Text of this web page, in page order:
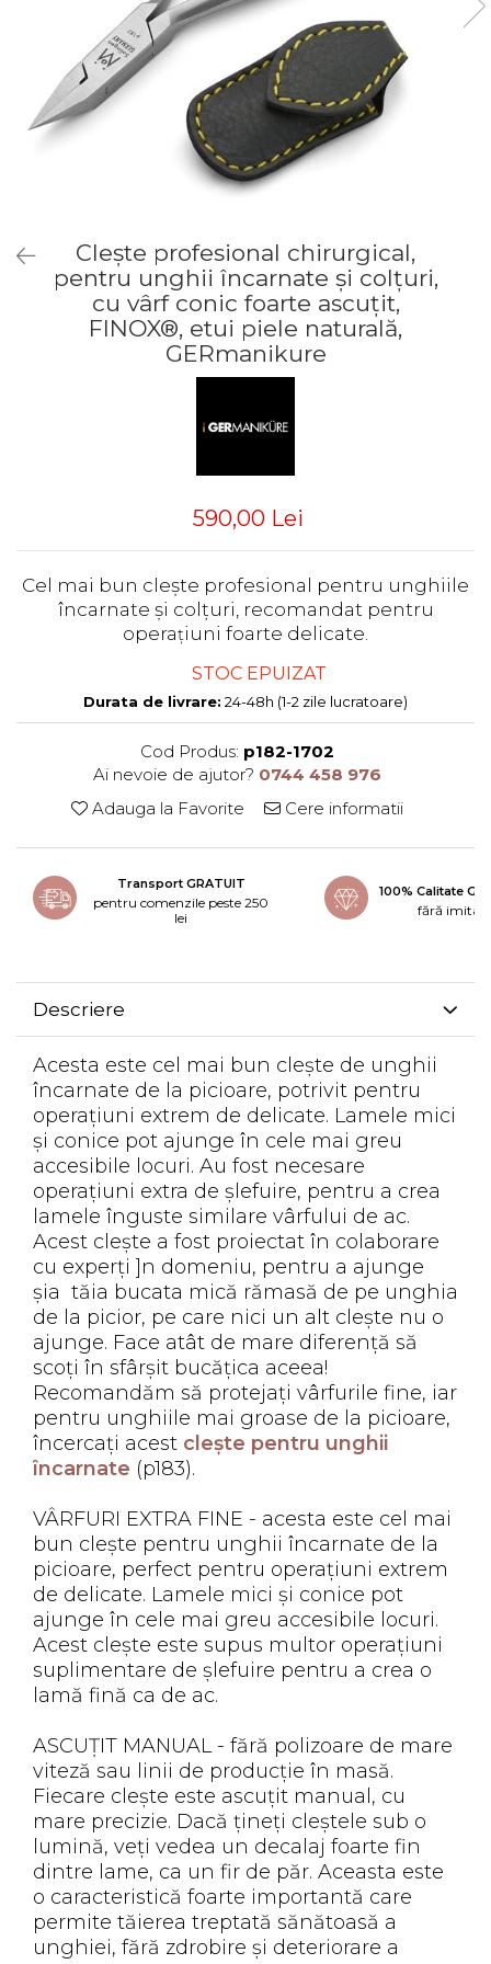
Truse manichiură bărbați
Truse manichiură-pedichiură
Clește profesional chirurgical,
pentru unghii încarnate și colțuri,
cu vârf conic foarte ascuțit,
FINOX®, etui piele naturală,
GERmanikure
590,00 Lei
Cel mai bun clește profesional pentru unghiile
încarnate și colțuri, recomandat pentru
operațiuni foarte delicate.
STOC EPUIZAT
Durata de livrare: 24-48h (1-2 zile lucratoare)
Cod Produs: p182-1702
Ai nevoie de ajutor? 0744 458 976
Adauga la Favorite
Cere informatii
Transport GRATUIT
pentru comenzile peste 250
lei
100% Calitate
fără imitații
Descriere
Acesta este cel mai bun clește de unghii
încarnate de la picioare, potrivit pentru
operațiuni extrem de delicate. Lamele mici
și conice pot ajunge în cele mai greu
accesibile locuri. Au fost necesare
operațiuni extra de șlefuire, pentru a crea
lamele înguste similare vârfului de ac.
Acest clește a fost proiectat în colaborare
cu experți ]n domeniu, pentru a ajunge
șia tăia bucata mică rămasă de pe unghia
de la picior, pe care nici un alt clește nu o
ajunge. Face atât de mare diferență să
scoți în sfârșit bucățica aceea!
Recomandăm să protejați vârfurile fine, iar
pentru unghiile mai groase de la picioare,
încercați acest clește pentru unghii
încarnate (p183).
VÂRFURI EXTRA FINE - acesta este cel mai
bun clește pentru unghii încarnate de la
picioare, perfect pentru operațiuni extrem
de delicate. Lamele mici și conice pot
ajunge în cele mai greu accesibile locuri.
Acest clește este supus multor operațiuni
suplimentare de șlefuire pentru a crea o
lamă fină ca de ac.
ASCUȚIT MANUAL - fără polizoare de mare
viteză sau linii de producție în masă.
Fiecare clește este ascuțit manual, cu
mare precizie. Dacă țineți cleștele sub o
lumină, veți vedea un decalaj foarte fin
dintre lame, ca un fir de păr. Aceasta este
o caracteristică foarte importantă care
permite tăierea treptată sănătoasă a
unghiei, fără zdrobire și deteriorare a